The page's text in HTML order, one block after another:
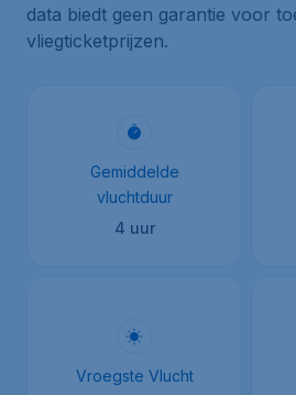
data biedt geen garantie voor
vliegticketprijzen.
Gemiddelde
vluchtduur
4 uur
Vroegste Vlucht